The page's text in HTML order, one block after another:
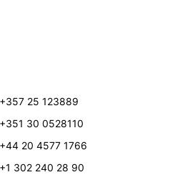
+357 25 123889
+351 30 0528110
+44 20 4577 1766
+1 302 240 28 90